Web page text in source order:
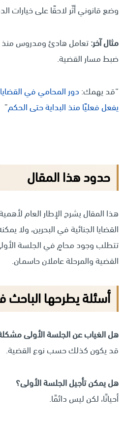
وضع قانوني أثّر لاحقًا على خيارات
مثال آخر:تعامل هادئ ومدروس منذ
ضبط مسار القضية.
“قد يهمك: دور المحامي في القضايا
يفعل فعليًا منذ البداية حتى الحكم”
حدود هذا المقال
هذا المقال يشرح الإطار العام
القضايا الجنائية في البحرين، ولا
تتطلب وجود محامٍ في الجلسة
القضية والمرحلة عاملان حاسمـان.
أسئلة يطرحها الباحث
هل الغياب عن الجلسة الأولى
قد يكون كذلك حسب نوع القضية.
هل يمكن تأجيل الجلسة الأولى؟
أحيانًا، لكن ليس دائمًا.